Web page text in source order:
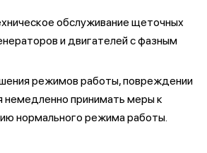
обслуживание щеточных
и двигателей с фазным
режимов работы, повреждении
немедленно принимать меры к
нормального режима работы.